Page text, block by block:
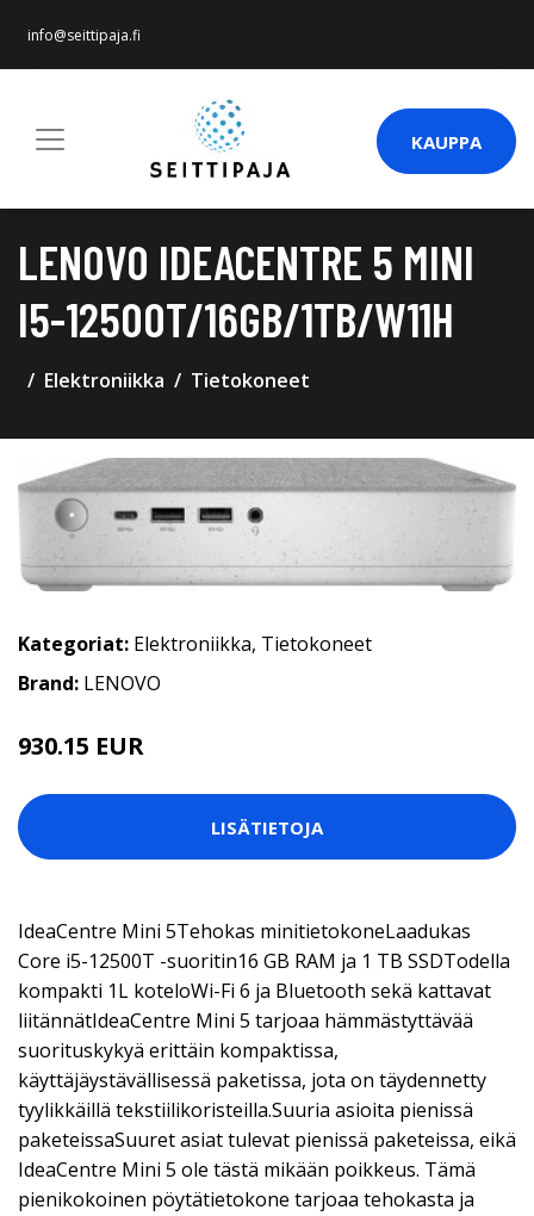
info@seittipaja.fi
KAUPPA
LENOVO IDEACENTRE 5 MINI
I5-12500T/16GB/1TB/W11H
Elektroniikka Tietokoneet
Kategoriat: Elektroniikka, Tietokoneet
Brand: LENOVO
930.15 EUR
LISÄTIETOJA
IdeaCentre Mini 5Tehokas minitietokoneLaadukas
Core i5-12500T -suoritin16 GB RAM ja 1 TB SSDTodella
kompakti 1L koteloWi-Fi 6 ja Bluetooth sekä kattavat
liitännätIdeaCentre Mini 5 tarjoaa hämmästyttävää
suorituskykyä erittäin kompaktissa,
käyttäjäystävällisessä paketissa, jota on täydennetty
tyylikkäillä tekstiilikoristeilla.Suuria asioita pienissä
paketeissaSuuret asiat tulevat pienissä paketeissa, eikä
IdeaCentre Mini 5 ole tästä mikään poikkeus. Tämä
pienikokoinen pöytätietokone tarjoaa tehokasta ja